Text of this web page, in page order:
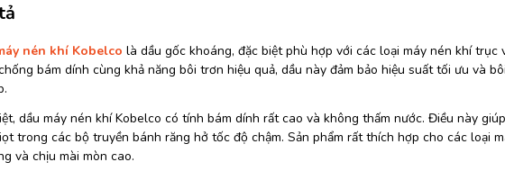
nén khí Kobelco là dầu gốc khoáng, đặc biệt phù hợp với các loại máy nén khí
bám dính cùng khả năng bôi trơn hiệu quả, dầu này đảm bảo hiệu suất tối ưu và
dầu máy nén khí Kobelco có tính bám dính rất cao và không thấm nước. Điều này
trong các bộ truyền bánh răng hở tốc độ chậm. Sản phẩm rất thích hợp cho các loại
và chịu mài mòn cao.